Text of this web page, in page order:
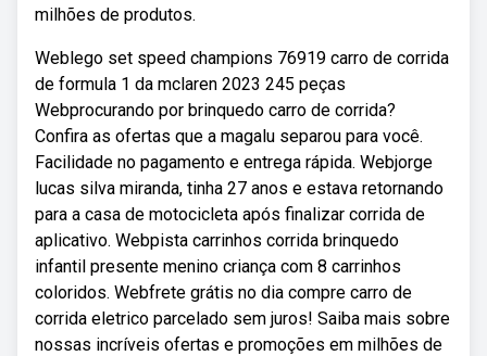
milhões de produtos.
Weblego set speed champions 76919 carro de corrida
de formula 1 da mclaren 2023 245 peças
Webprocurando por brinquedo carro de corrida?
Confira as ofertas que a magalu separou para você.
Facilidade no pagamento e entrega rápida. Webjorge
lucas silva miranda, tinha 27 anos e estava retornando
para a casa de motocicleta após finalizar corrida de
aplicativo. Webpista carrinhos corrida brinquedo
infantil presente menino criança com 8 carrinhos
coloridos. Webfrete grátis no dia compre carro de
corrida eletrico parcelado sem juros! Saiba mais sobre
nossas incríveis ofertas e promoções em milhões de